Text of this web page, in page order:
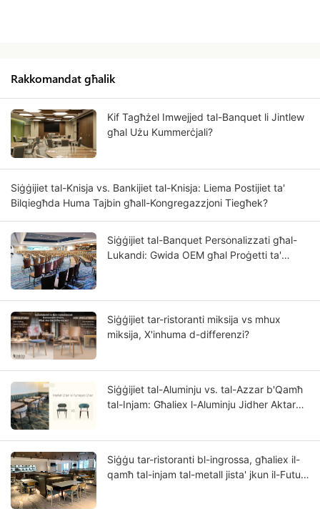
Rakkomandat għalik
Kif Tagħżel Imwejjed tal-Banquet li Jintlew
għal Użu Kummerċjali?
Siġġijiet tal-Knisja vs. Bankijiet tal-Knisja: Liema Postijiet ta'
Bilqiegħda Huma Tajbin għall-Kongregazzjoni Tiegħek?
Siġġijiet tal-Banquet Personalizzati għal-
Lukandi: Gwida OEM għal Proġetti ta'
Siġġijiet tar-ristoranti miksija vs mhux
miksija, X'inhuma d-differenzi?
Siġġijiet tal-Aluminju vs. tal-Azzar b'Qamħ
tal-Injam: Għaliex l-Aluminju Jidher Aktar
Siġġu tar-ristoranti bl-ingrossa, għaliex il-
qamħ tal-injam tal-metall jista' jkun il-Futur